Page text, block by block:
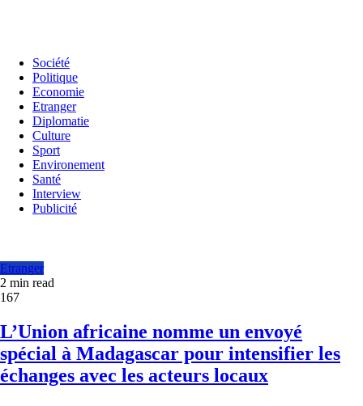
Société
Politique
Economie
Etranger
Diplomatie
Culture
Sport
Environement
Santé
Interview
Publicité
Etranger
2 min read
167
L’Union africaine nomme un envoyé
spécial à Madagascar pour intensifier les
échanges avec les acteurs locaux